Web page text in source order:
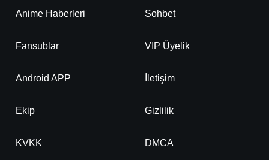
Anime Haberleri Sohbet
Fansublar VIP Üyelik
Android APP İletişim
Ekip Gizlilik
KVKK DMCA